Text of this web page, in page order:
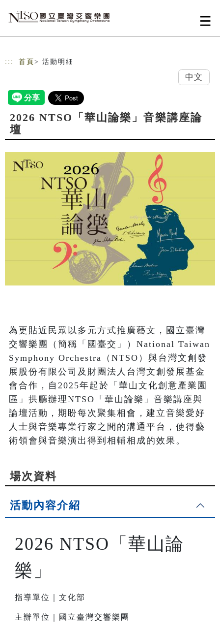
::: 首頁 > 活動明細
中文
2026 NTSO「華山論樂」音樂講座論
壇
為更貼近民眾以多元方式推廣藝文，國立臺灣
交響樂團（簡稱「國臺交」）National Taiwan
Symphony Orchestra（NTSO）與台灣文創發
展股份有限公司及財團法人台灣文創發展基金
會合作，自2025年起於「華山文化創意產業園
區」拱廳辦理NTSO「華山論樂」音樂講座與
論壇活動，期盼每次聚集相會，建立音樂愛好
人士與音樂專業行家之間的溝通平台，使得藝
術領會與音樂演出得到相輔相成的效果。
場次資料
活動內容介紹
2026 NTSO「華山論
樂」
指導單位｜文化部
主辦單位｜國立臺灣交響樂團